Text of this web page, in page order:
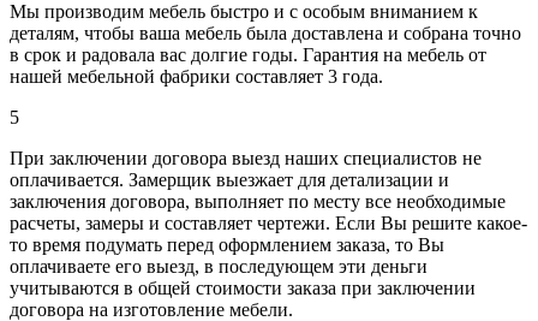
Мы производим мебель быстро и с особым вниманием к
деталям, чтобы ваша мебель была доставлена и собрана точно
в срок и радовала вас долгие годы. Гарантия на мебель от
нашей мебельной фабрики составляет 3 года.
5
При заключении договора выезд наших специалистов не
оплачивается. Замерщик выезжает для детализации и
заключения договора, выполняет по месту все необходимые
расчеты, замеры и составляет чертежи. Если Вы решите какое-
то время подумать перед оформлением заказа, то Вы
оплачиваете его выезд, в последующем эти деньги
учитываются в общей стоимости заказа при заключении
договора на изготовление мебели.